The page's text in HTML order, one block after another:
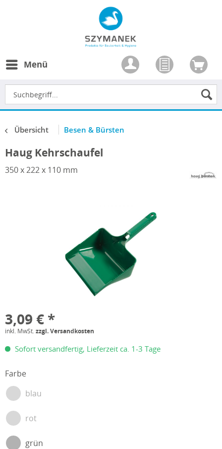
Menü
Übersicht Besen & Bürsten
Haug Kehrschaufel
350 x 222 x 110 mm
3,09 € *
inkl. MwSt.zzgl. Versandkosten
Sofort versandfertig, Lieferzeit ca. 1-3 Tage
Farbe
blau
rot
grün